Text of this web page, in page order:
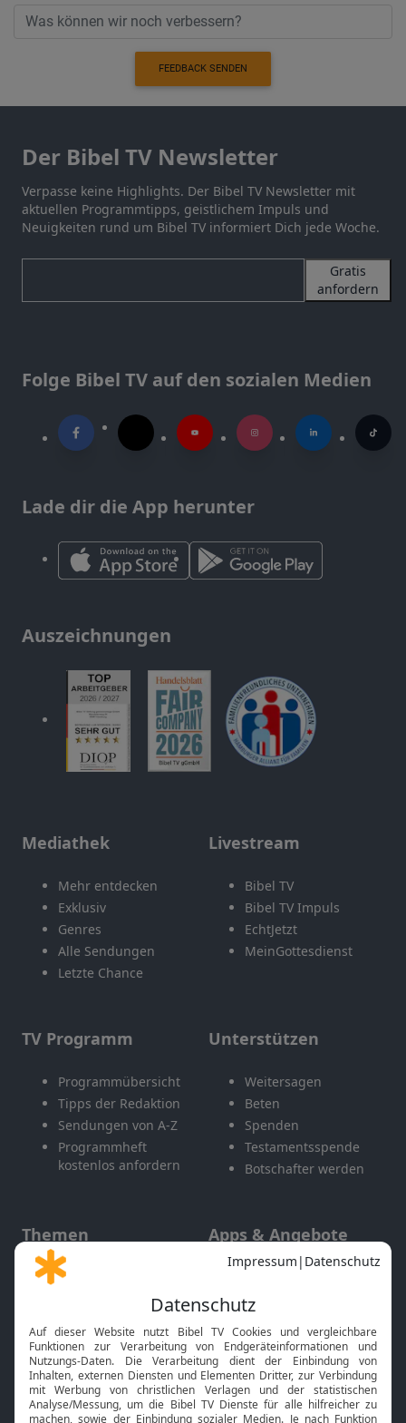
FEEDBACK SENDEN
Der Bibel TV Newsletter
Verpasse keine Highlights. Der Bibel TV Newsletter mit
aktuellen Programmtipps, geistlichem Impuls und
Neuigkeiten rund um Bibel TV informiert Dich jede Woche.
Gratis
anfordern
Folge Bibel TV auf den sozialen Medien
Lade dir die App herunter
Auszeichnungen
Mediathek
Mehr entdecken
Exklusiv
Genres
Alle Sendungen
Letzte Chance
Livestream
Bibel TV
Bibel TV Impuls
EchtJetzt
MeinGottesdienst
TV Programm
Programmübersicht
Tipps der Redaktion
Sendungen von A-Z
Programmheft
kostenlos anfordern
Unterstützen
Weitersagen
Beten
Spenden
Testamentsspende
Botschafter werden
Themen
Gott und Bibel erklärt
Neuigkeiten
Apps & Angebote
Mobile App
Smart TV
HbbTV
Bibelthek Online-Bibel
Nächster Gottesdienst